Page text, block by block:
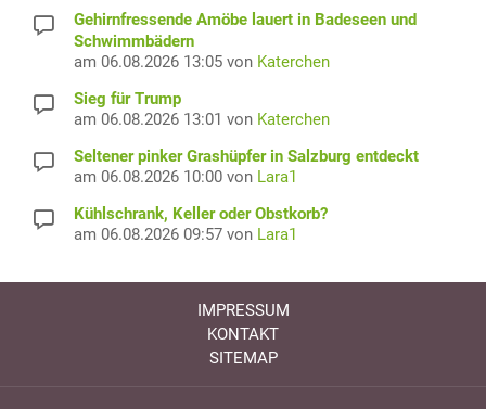
Gehirnfressende Amöbe lauert in Badeseen und
Schwimmbädern
am 06.08.2026 13:05 von Katerchen
Sieg für Trump
am 06.08.2026 13:01 von Katerchen
Seltener pinker Grashüpfer in Salzburg entdeckt
am 06.08.2026 10:00 von Lara1
Kühlschrank, Keller oder Obstkorb?
am 06.08.2026 09:57 von Lara1
IMPRESSUM
KONTAKT
SITEMAP